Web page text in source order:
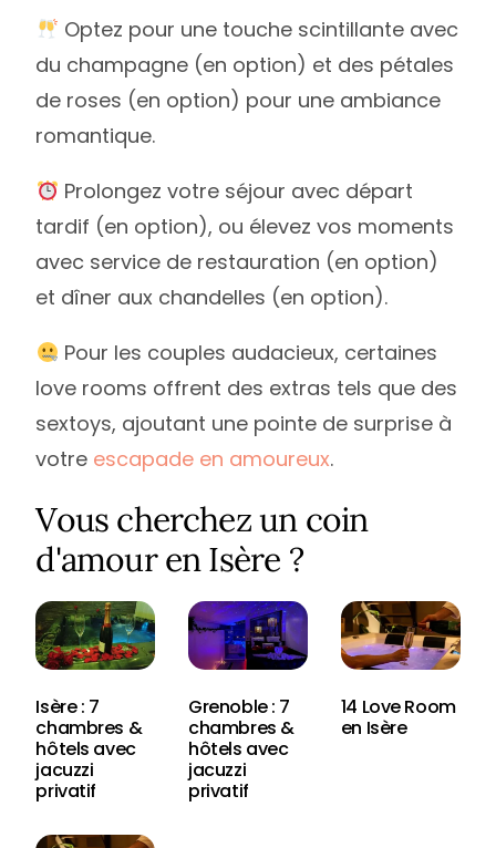
Optez pour une touche scintillante avec
du champagne (en option) et des pétales
de roses (en option) pour une ambiance
romantique.
Prolongez votre séjour avec départ
tardif (en option), ou élevez vos moments
avec service de restauration (en option)
et dîner aux chandelles (en option).
Pour les couples audacieux, certaines
love rooms offrent des extras tels que des
sextoys, ajoutant une pointe de surprise à
votre escapade en amoureux.
Vous cherchez un coin
d'amour en Isère ?
Isère : 7
chambres &
hôtels avec
jacuzzi
privatif
Grenoble : 7
chambres &
hôtels avec
jacuzzi
privatif
14 Love Room
en Isère